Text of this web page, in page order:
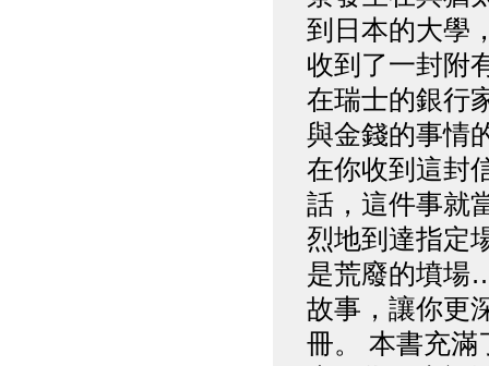
到日本的大學
收到了一封附
在瑞士的銀行
與金錢的事情
在你收到這封
話，這件事就
烈地到達指定
是荒廢的墳場
故事，讓你更
冊。 本書充滿